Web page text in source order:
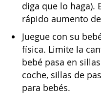
diga que lo haga).
rápido aumento
Juegue con su
física. Limite la
bebé pasa en
coche, sillas de
para bebés.